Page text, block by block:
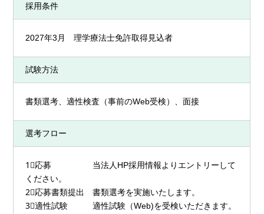
採用条件
2027年3月 理学療法士免許取得見込者
試験方法
書類選考、適性検査（事前のWeb受検）、面接
選考フロー
1⃣応募 当法人HP採用情報よりエントリーして
ください。
2⃣応募書類提出 書類選考を実施いたします。
3⃣適性試験 適性試験（Web)を受検いただきます。